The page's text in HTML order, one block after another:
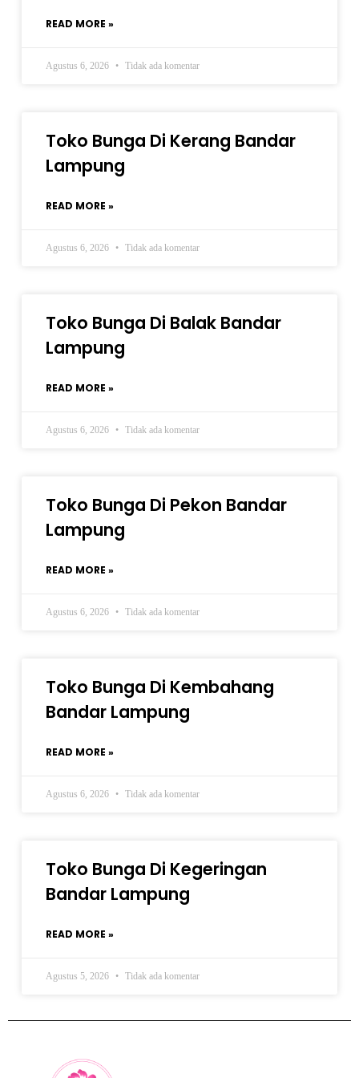
READ MORE »
Agustus 6, 2026 Tidak ada komentar
Toko Bunga Di Kerang Bandar
Lampung
READ MORE »
Agustus 6, 2026 Tidak ada komentar
Toko Bunga Di Balak Bandar
Lampung
READ MORE »
Agustus 6, 2026 Tidak ada komentar
Toko Bunga Di Pekon Bandar
Lampung
READ MORE »
Agustus 6, 2026 Tidak ada komentar
Toko Bunga Di Kembahang
Bandar Lampung
READ MORE »
Agustus 6, 2026 Tidak ada komentar
Toko Bunga Di Kegeringan
Bandar Lampung
READ MORE »
Agustus 5, 2026 Tidak ada komentar